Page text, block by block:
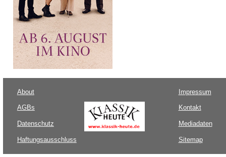
About
AGBs
Datenschutz
Haftungsausschluss
Impressum
Kontakt
Mediadaten
Sitemap